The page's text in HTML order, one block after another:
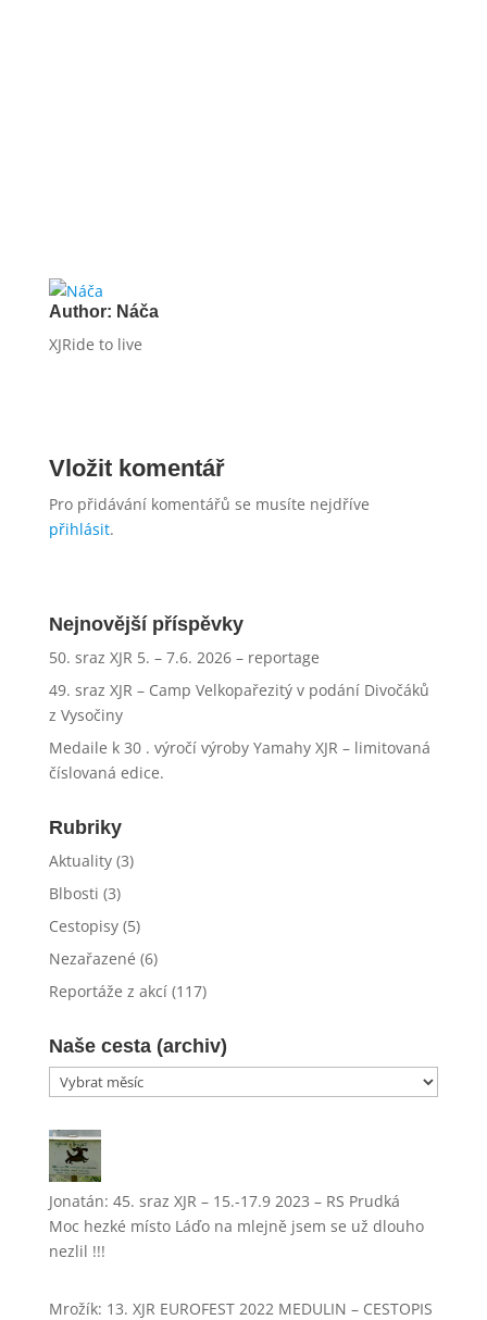
Author: Náča
XJRide to live
Vložit komentář
Pro přidávání komentářů se musíte nejdříve
přihlásit.
Nejnovější příspěvky
50. sraz XJR 5. – 7.6. 2026 – reportage
49. sraz XJR – Camp Velkopařezitý v podání Divočáků
z Vysočiny
Medaile k 30 . výročí výroby Yamahy XJR – limitovaná
číslovaná edice.
Rubriky
Aktuality(3)
Blbosti (3)
Cestopisy(5)
Nezařazené (6)
Reportáže z akcí(117)
Naše cesta (archiv)
Naše
cesta
(archiv)
Jonatán: 45. sraz XJR – 15.-17.9 2023 – RS Prudká
Moc hezké místo Láďo na mlejně jsem se už dlouho
nezlil !!!
Mrožík: 13. XJR EUROFEST 2022 MEDULIN – CESTOPIS